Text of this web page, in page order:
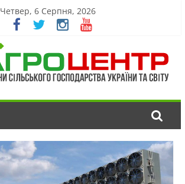
Четвер, 6 Серпня, 2026